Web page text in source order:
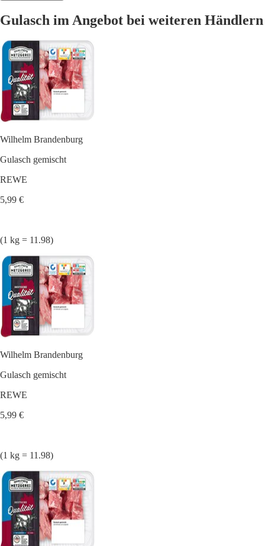
Gulasch im Angebot bei weiteren Händlern
Wilhelm Brandenburg
Gulasch gemischt
REWE
5,99 €
(1 kg = 11.98)
Wilhelm Brandenburg
Gulasch gemischt
REWE
5,99 €
(1 kg = 11.98)